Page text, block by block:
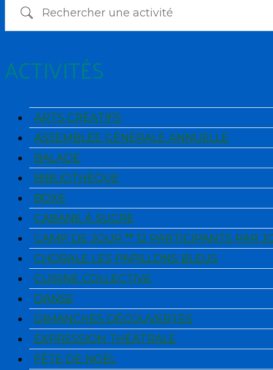
Rechercher une activité
ACTIVITÉS
ARTS CRÉATIFS
ASSEMBLÉE GÉNÉRALE ANNUELLE
BALADE
BIBLIOTHÈQUE
BOXE
CABANE À SUCRE
CAMP DE JOUR ** 12 PARTICIPANTS PAR
CHORALE LES PAPILLONS BLEUS
CUISINE COLLECTIVE
DANSE
DIMANCHES DÉCOUVERTES
EXPRESSION THÉÂTRALE
FÊTE DE NOËL